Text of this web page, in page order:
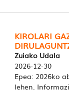
KIROLARI
Zuiako Udala
2026-12-30
Epea: 2026ko
lehen.